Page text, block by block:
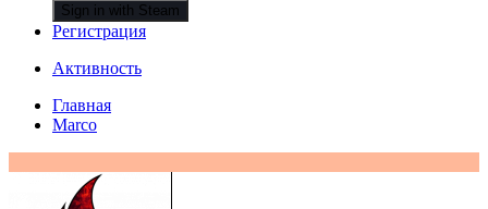
Sign in with Steam
Регистрация
Активность
Главная
Marco